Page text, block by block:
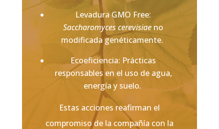
Levadura GMO Free:
Saccharomyces cerevisiae no
modificada genéticamente.
Ecoeficiencia: Prácticas
responsables en el uso de agua,
energía y suelo.
Estas acciones reafirman el
compromiso de la compañía con la